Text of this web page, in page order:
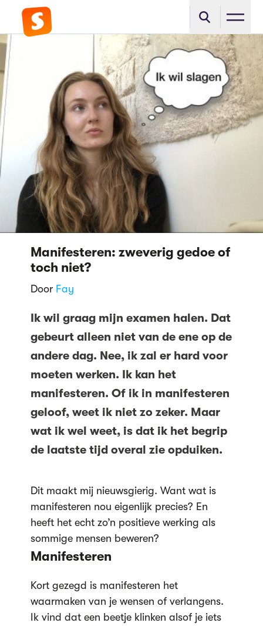
Manifesteren: zweverig gedoe of
toch niet?
Door Fay
Ik wil graag mijn examen halen. Dat
gebeurt alleen niet van de ene op de
andere dag. Nee, ik zal er hard voor
moeten werken. Ik kan het
manifesteren. Of ik in manifesteren
geloof, weet ik niet zo zeker. Maar
wat ik wel weet, is dat ik het begrip
de laatste tijd overal zie opduiken.
Dit maakt mij nieuwsgierig. Want wat is
manifesteren nou eigenlijk precies? En
heeft het echt zo’n positieve werking als
sommige mensen beweren?
Manifesteren
Kort gezegd is manifesteren het
waarmaken van je wensen of verlangens.
Ik vind dat een beetje klinken alsof je iets